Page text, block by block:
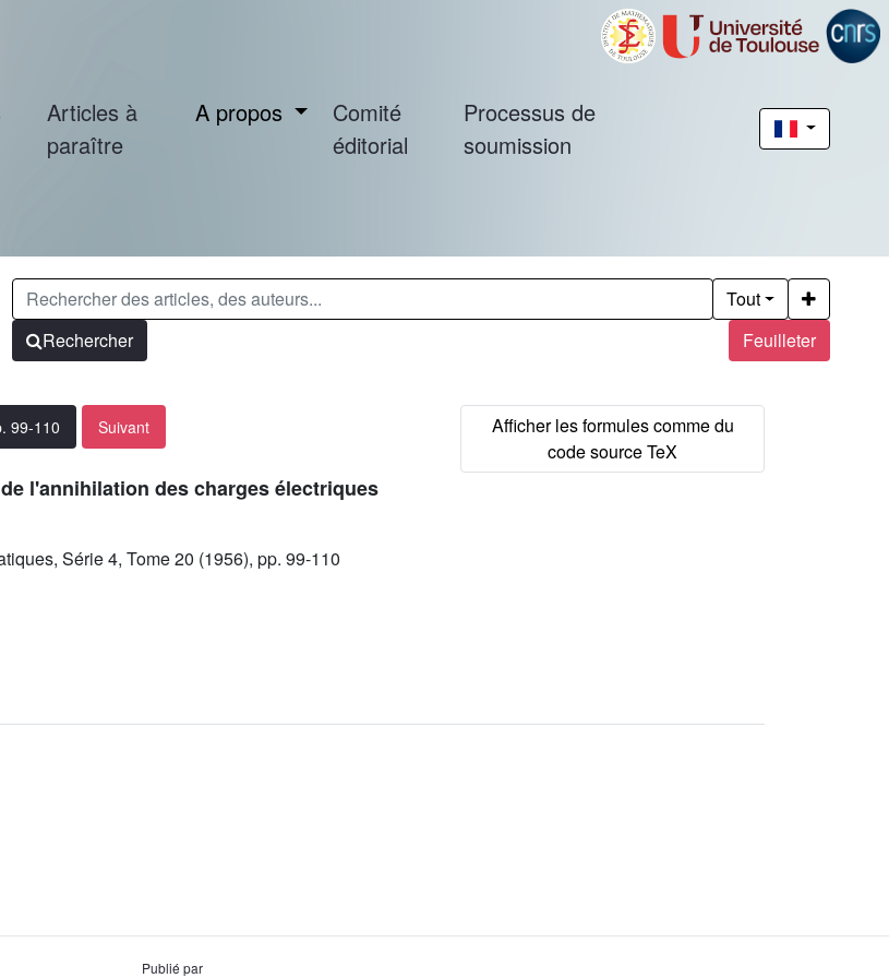
Articles à
paraître
A propos
Comité
éditorial
Processus de
soumission
Feuilleter
Tout
Rechercher
99-110 Suivant
l'annihilation des charges électriques
Série 4, Tome 20 (1956), pp. 99-110
Publié par